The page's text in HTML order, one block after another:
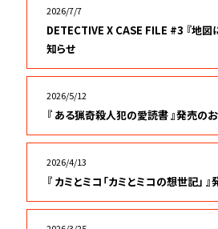
2026/7/7
DETECTIVE X CASE FILE #3 『地図
知らせ
2026/5/12
『 ある猟奇殺人犯の愛読書 』発売の
2026/4/13
『 カミとミコ「カミとミコの想世記」